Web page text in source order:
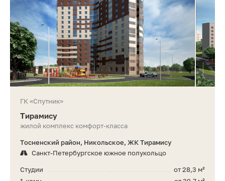
ГК «Спутник»
Тирамису
жилой комплекс комфорт-класса
Тосненский район, Никольское, ЖК Тирамису
Санкт-Петербургское южное полукольцо
от 28,3 м²
Студии